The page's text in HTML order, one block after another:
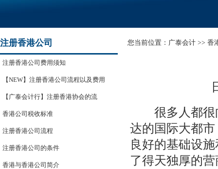
注册香港公司
注册香港公司费用须知
【NEW】注册香港公司流程以及费用
【广泰会计行】注册香港协会的流
香港公司税收标准
注册香港公司流程
注册香港公司的条件
香港与香港公司简介
您当前位置： 广泰会计 >> 香
很多人都很向
达的国际大都
良好的基础设
了得天独厚的